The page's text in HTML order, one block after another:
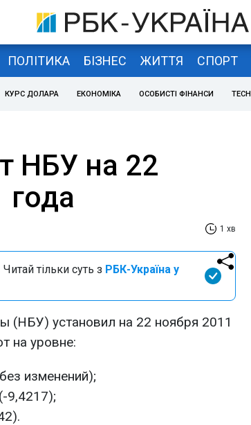
ПОЛІТИКА БІЗНЕС ЖИТТЯ СПОРТ
КУРС ДОЛАРА ЕКОНОМІКА ОСОБИСТІ ФІНАНСИ TECH
НБУ на 22
года
1 хв
тільки суть з РБК-Україна у
(НБУ) установил на 22 ноября 2011
на уровне:
изменений);
9,4217);